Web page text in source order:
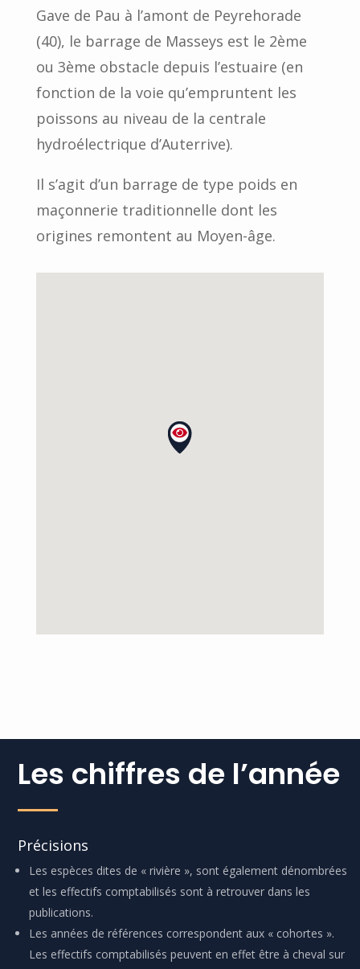
Gave de Pau à l’amont de Peyrehorade
(40), le barrage de Masseys est le 2ème
ou 3ème obstacle depuis l’estuaire (en
fonction de la voie qu’empruntent les
poissons au niveau de la centrale
hydroélectrique d’Auterrive).
Il s’agit d’un barrage de type poids en
maçonnerie traditionnelle dont les
origines remontent au Moyen-âge.
Les chiffres de l’année
Précisions
Les espèces dites de « rivière », sont également dénombrées
et les effectifs comptabilisés sont à retrouver dans les
publications.
Les années de références correspondent aux « cohortes ».
Les effectifs comptabilisés peuvent en effet être à cheval sur